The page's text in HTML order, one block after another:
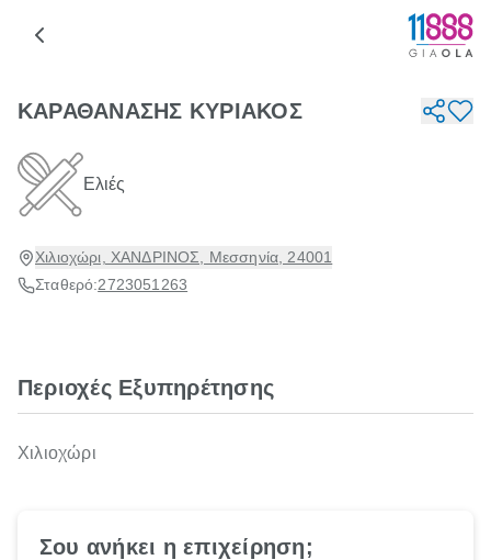
ΚΑΡΑΘΑΝΑΣΗΣ ΚΥΡΙΑΚΟΣ
Ελιές
Χιλιοχώρι, ΧΑΝΔΡΙΝΟΣ, Μεσσηνία, 24001
Σταθερό:2723051263
Περιοχές Εξυπηρέτησης
Χιλιοχώρι
Σου ανήκει η επιχείρηση;